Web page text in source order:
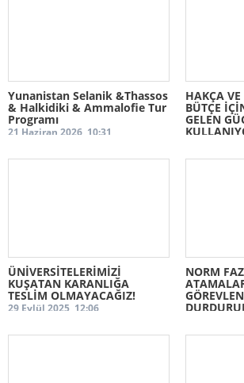
Haberler
Sendika Haberleri
Duyurular
Temsilciliklerimiz
Bilgi - Belge
Yunanistan Selanik &Thassos
& Halkidiki & Ammalofie Tur
Programı
21 Haziran 2026, 10:31
HAKÇA
BÜTÇE
GELEN
ÜNİVERSİTELERİMİZİ
KUŞATAN KARANLIĞA
TESLİM OLMAYACAĞIZ!
29 Eylül 2025, 12:06
NORM